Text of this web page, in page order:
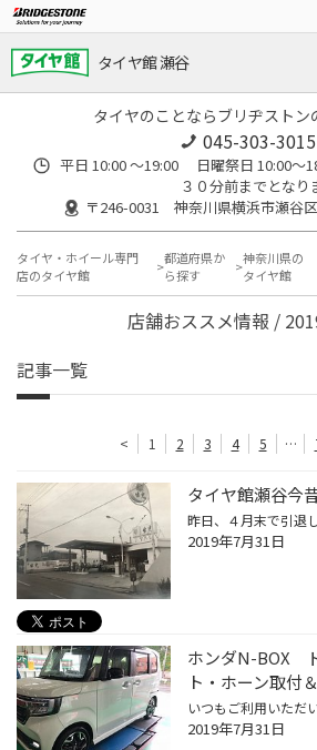
タイヤ館 瀬谷
タイヤのことならブリヂストン
045-303-3015
平日 10:00 ～19:00 日曜祭日 10:00
３０分前までとなり
〒246-0031 神奈川県横浜市瀬谷
タイヤ・ホイール専門
店のタイヤ館
都道府県か
ら探す
神奈川県の
タイヤ館
店舗おススメ情報 /
記事一覧
< 1 2 3 4 5 …
タイヤ館瀬谷今
2019年7月31日
ホンダN-BOX
ト・ホーン取付
2019年7月31日